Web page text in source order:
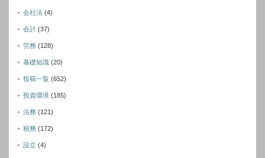
会社法 (4)
会計 (37)
労務 (128)
基礎知識 (20)
投稿一覧 (652)
投資環境 (185)
法務 (121)
税務 (172)
設立 (4)